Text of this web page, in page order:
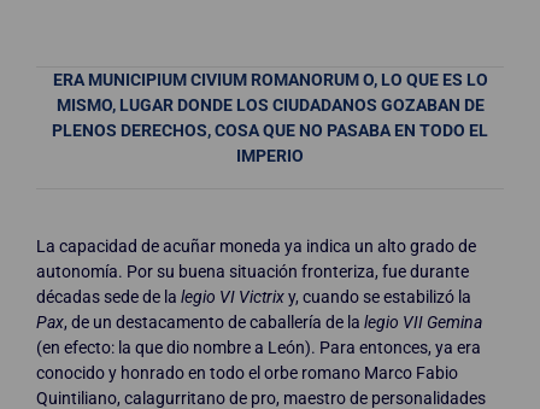
ERA MUNICIPIUM CIVIUM ROMANORUM O, LO QUE ES LO
MISMO, LUGAR DONDE LOS CIUDADANOS GOZABAN DE
PLENOS DERECHOS, COSA QUE NO PASABA EN TODO EL
IMPERIO
La capacidad de acuñar moneda ya indica un alto grado de
autonomía. Por su buena situación fronteriza, fue durante
décadas sede de la legio VI Victrixy, cuando se estabilizó la
Pax, de un destacamento de caballería de la legio VII Gemina
(en efecto: la que dio nombre a León). Para entonces, ya era
conocido y honrado en todo el orbe romano Marco Fabio
Quintiliano, calagurritano de pro, maestro de personalidades